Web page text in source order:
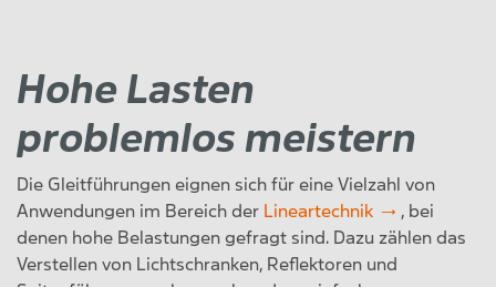
Hohe Lasten
problemlos meistern
Die Gleitführungen eignen sich für eine Vielzahl von
Anwendungen im Bereich der Lineartechnik
, bei
denen hohe Belastungen gefragt sind. Dazu zählen das
Verstellen von Lichtschranken, Reflektoren und